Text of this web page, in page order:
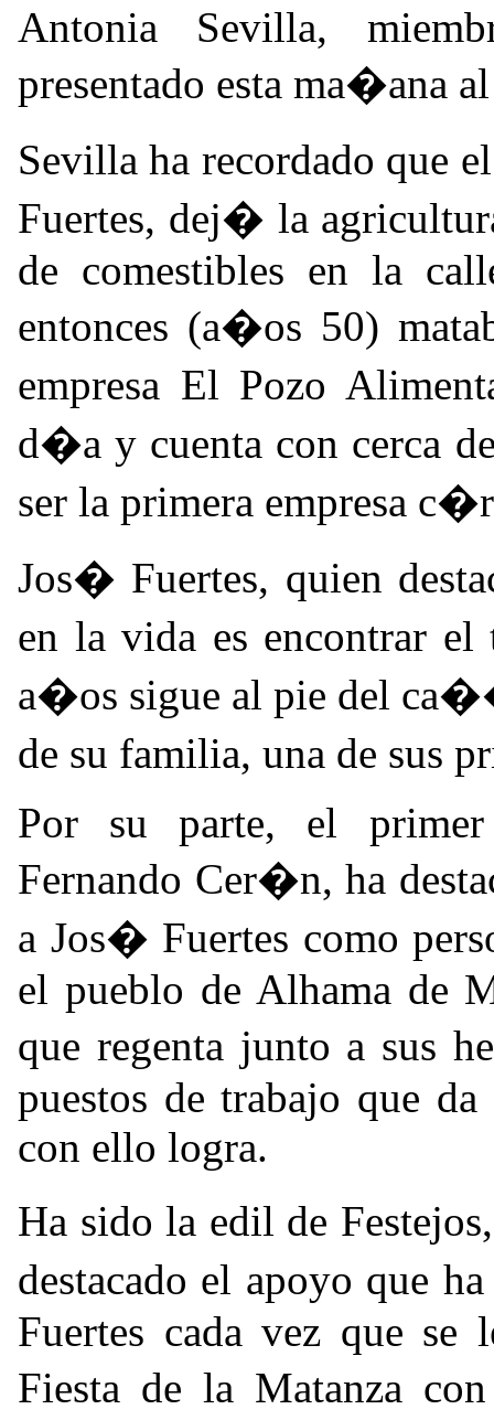
Antonia Sevilla,
presentado esta ma�ana
Sevilla ha recordado que
Fuertes, dej� la
de comestibles en la
entonces (a�os 50)
empresa El Pozo
d�a y cuenta con cerca
ser la primera empresa
Jos� Fuertes, quien
en la vida es encontrar
a�os sigue al pie del
de su familia, una de sus
Por su parte, el
Fernando Cer�n, ha
a Jos� Fuertes como
el pueblo de Alhama de
que regenta junto a sus
puestos de trabajo que
con ello logra.
Ha sido la edil de
destacado el apoyo que
Fuertes cada vez que se
Fiesta de la Matanza